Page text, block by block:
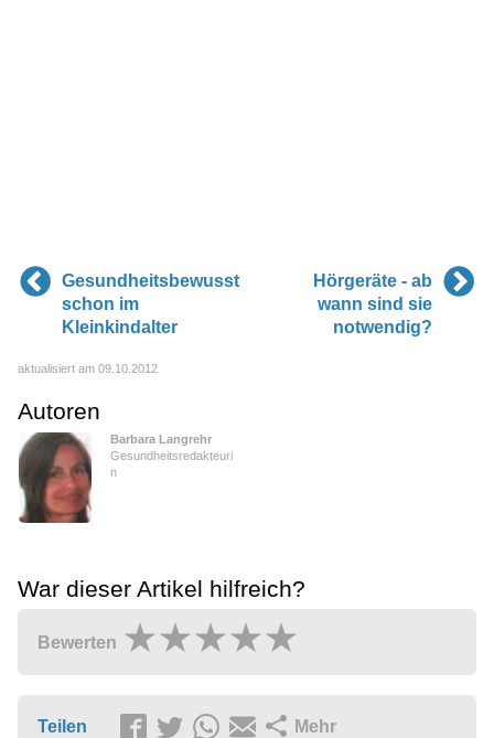
Gesundheitsbewusst
schon im
Kleinkindalter
Hörgeräte - ab
wann sind sie
notwendig?
aktualisiert am 09.10.2012
Autoren
Barbara Langrehr
Gesundheitsredakteuri
n
War dieser Artikel hilfreich?
Bewerten
Teilen Mehr